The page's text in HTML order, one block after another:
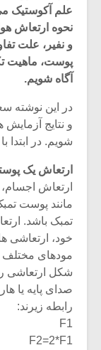
علم آکوستیک
نحوه ارتعاش
و نفیر، علت
پوست، ماهیت
آگاه شویم.
در این نوشته
و نتایج
شویم. در
ارتعاش یک
ارتعاش
مانند پوست
تمبک باشد.
خود، ارتعاشی
مودهای مختلف
رابطه زیرند:
F1
F2=2*F1